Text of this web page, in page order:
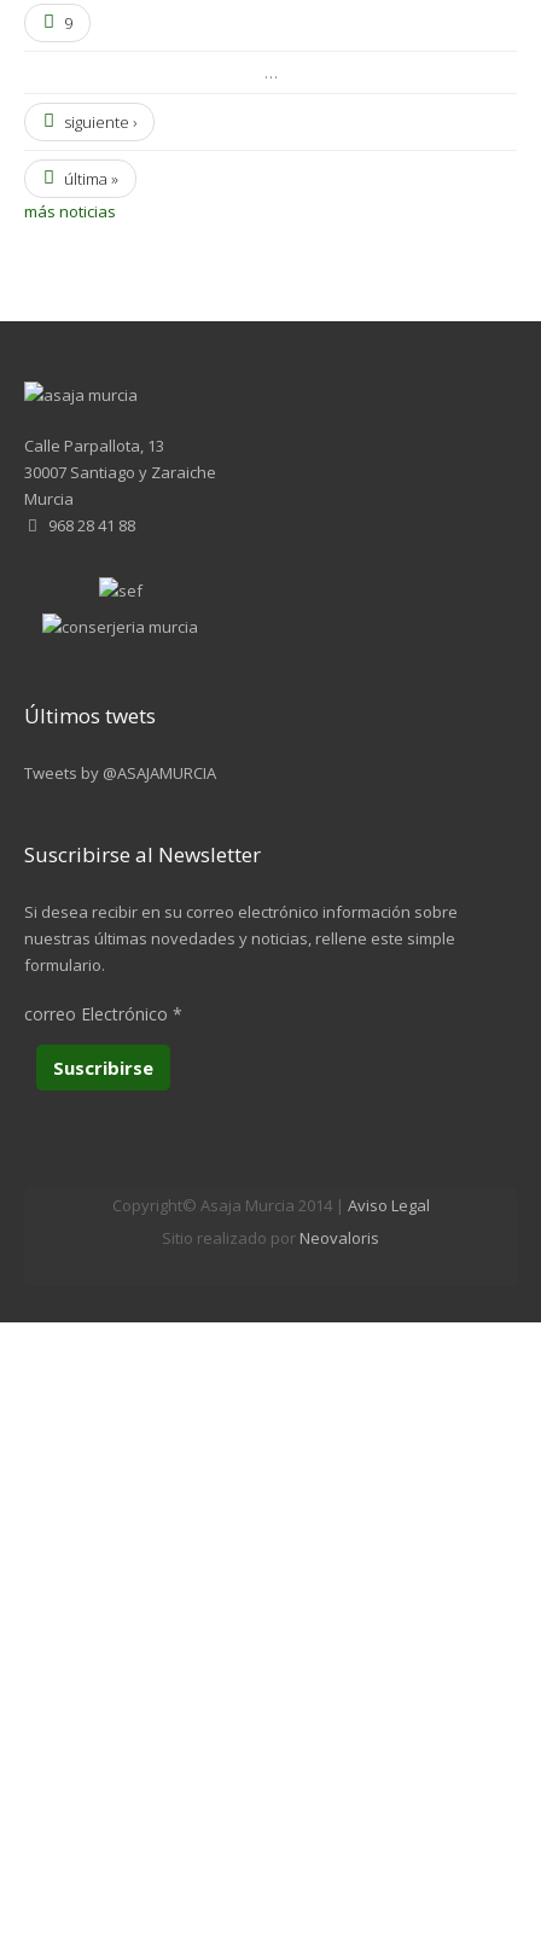
9
…
siguiente ›
última »
más noticias
Calle Parpallota, 13
30007 Santiago y Zaraiche
Murcia
968 28 41 88
Últimos twets
Tweets by @ASAJAMURCIA
Suscribirse al Newsletter
Si desea recibir en su correo electrónico información sobre
nuestras últimas novedades y noticias, rellene este simple
formulario.
correo Electrónico *
Copyright© Asaja Murcia 2014 | Aviso Legal
Sitio realizado por Neovaloris